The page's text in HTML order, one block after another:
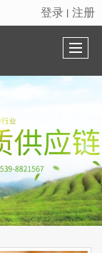
很遗憾，因您的浏览器版本过低导致无法获得最佳浏览体验，推荐下载安装谷歌浏览器！
登录 丨 注册